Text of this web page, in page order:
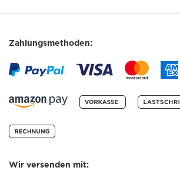
Zahlungsmethoden:
Wir versenden mit: